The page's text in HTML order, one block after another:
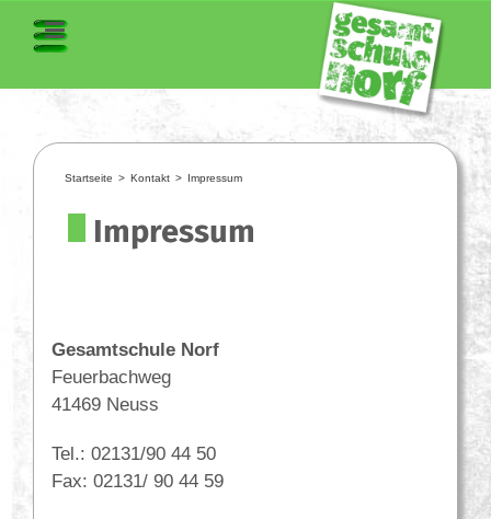
Impressum
Startseite > Kontakt > Impressum
Gesamtschule Norf
Feuerbachweg
41469 Neuss
Tel.: 02131/90 44 50
Fax: 02131/ 90 44 59